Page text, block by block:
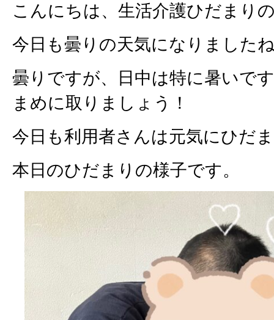
こんにちは、生活介護ひだまり
今日も曇りの天気になりました
曇りですが、日中は特に暑いで
まめに取りましょう！
今日も利用者さんは元気にひだ
本日のひだまりの様子です。